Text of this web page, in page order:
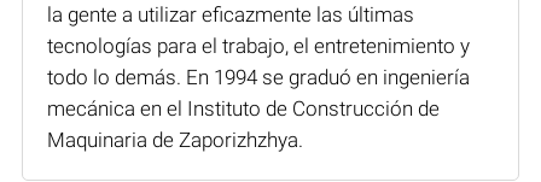
la gente a utilizar eficazmente las últimas
tecnologías para el trabajo, el entretenimiento y
todo lo demás. En 1994 se graduó en ingeniería
mecánica en el Instituto de Construcción de
Maquinaria de Zaporizhzhya.